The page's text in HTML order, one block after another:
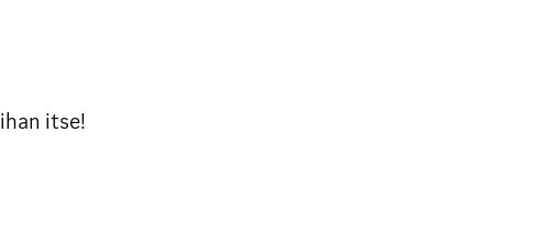
itse!